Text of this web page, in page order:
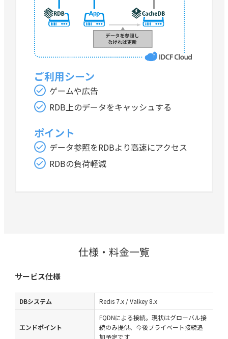
ご利用シーン
ゲームや広告
RDB上のデータをキャッシュする
ポイント
データ参照をRDBより高速にアクセス
RDBの負荷軽減
仕様・料金一覧
サービス仕様
DBシステム Redis 7.x / Valkey 8.x
エンドポイント
FQDNによる接続。現状はグローバル接
続のみ提供、今後プライベート接続追
加予定です